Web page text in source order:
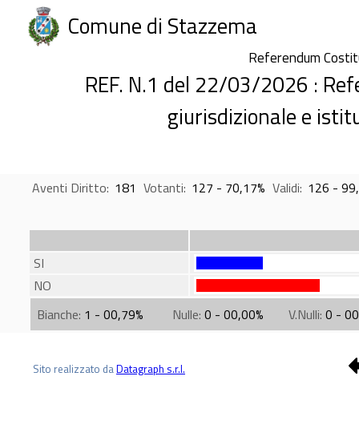
Comune di Stazzema
Referendum
REF. N.1 del 22/03/2026 :
giurisdizionale e
Aventi Diritto: 181 Votanti: 127 - 70,17% Validi: 126 -
SI
NO
Bianche: 1 - 00,79% Nulle: 0 - 00,00% V.Nulli: 0 -
Sito realizzato daDatagraph s.r.l.